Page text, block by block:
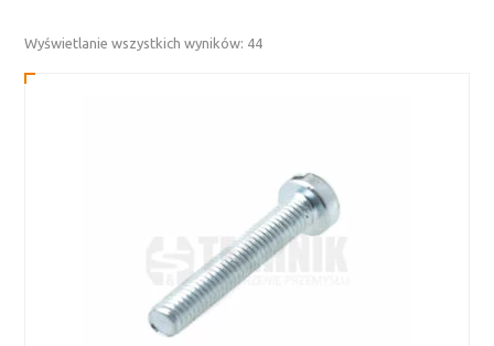
Wyświetlanie wszystkich wyników: 44Posortowane